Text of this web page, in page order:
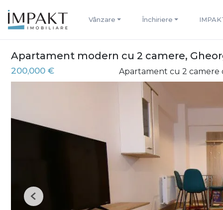
Vânzare Închiriere
Apartament modern cu 2 camere,
200,000 € Apartament cu 2 camere
Previous